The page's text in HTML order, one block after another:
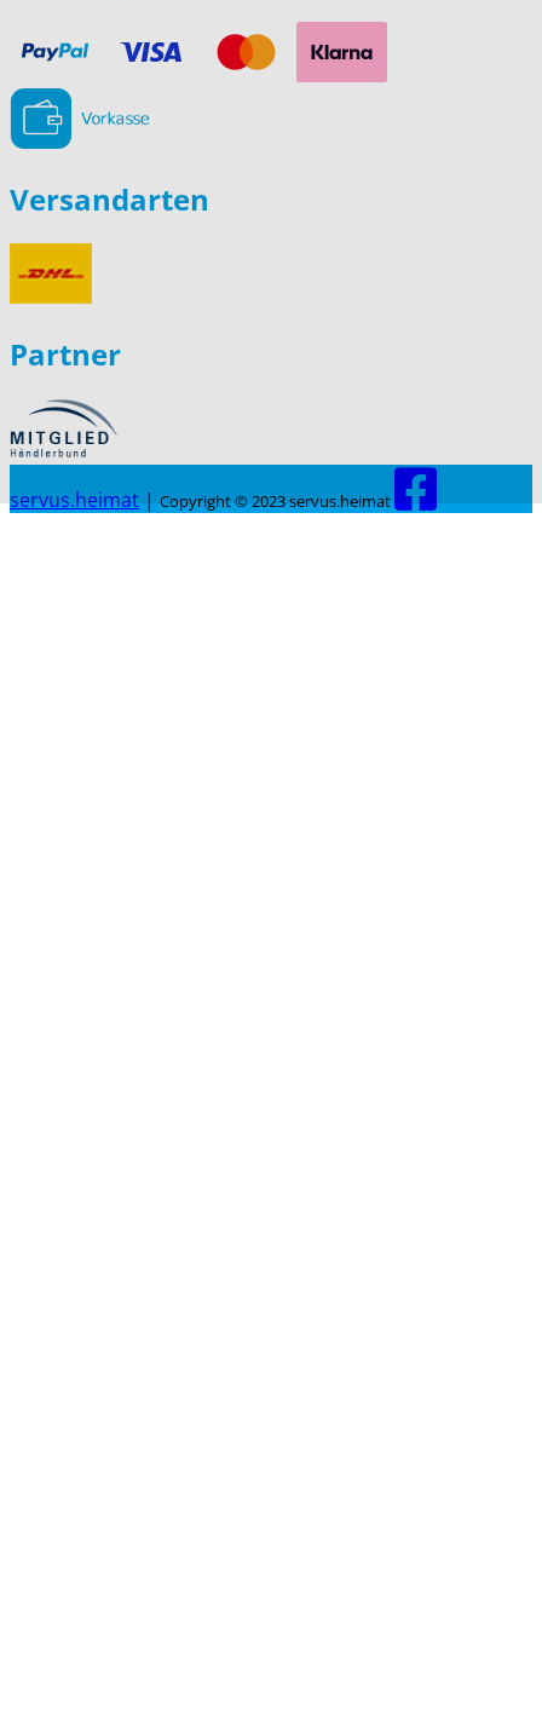
Versandarten
Partner
servus.heimat | Copyright © 2023 servus.heimat